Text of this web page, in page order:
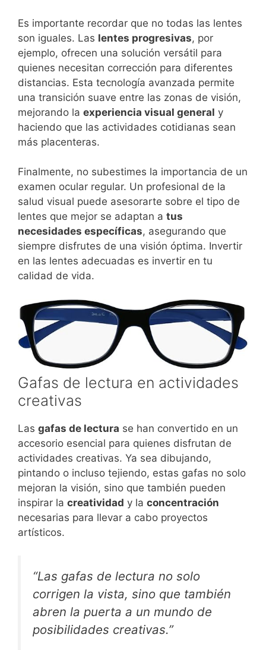
Es importante recordar que no todas las lentes
son iguales. Las lentes progresivas, por
ejemplo, ofrecen una solución versátil para
quienes necesitan corrección para diferentes
distancias. Esta tecnología avanzada permite
una transición suave entre las zonas de visión,
mejorando la experiencia visual general y
haciendo que las actividades cotidianas sean
más placenteras.
Finalmente, no subestimes la importancia de un
examen ocular regular. Un profesional de la
salud visual puede asesorarte sobre el tipo de
lentes que mejor se adaptan a tus
necesidades específicas, asegurando que
siempre disfrutes de una visión óptima. Invertir
en las lentes adecuadas es invertir en tu
calidad de vida.
Gafas de lectura en actividades
creativas
Las gafas de lectura se han convertido en un
accesorio esencial para quienes disfrutan de
actividades creativas. Ya sea dibujando,
pintando o incluso tejiendo, estas gafas no solo
mejoran la visión, sino que también pueden
inspirar la creatividad y la concentración
necesarias para llevar a cabo proyectos
artísticos.
“Las gafas de lectura no solo
corrigen la vista, sino que también
abren la puerta a un mundo de
posibilidades creativas.”